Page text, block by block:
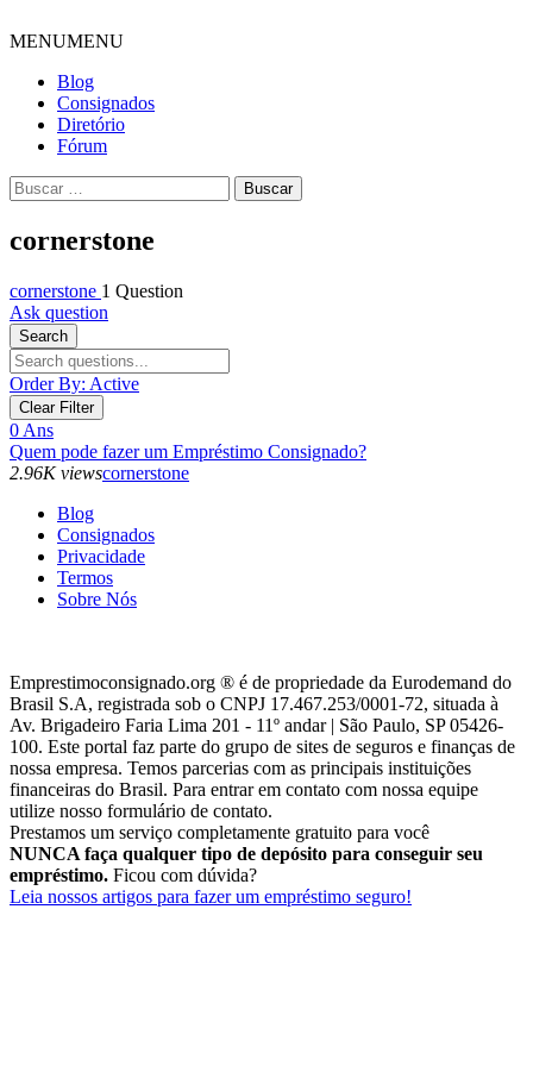
MENUMENU
Blog
Consignados
Diretório
Fórum
cornerstone
cornerstone 1 Question
Ask question
Search
Order By: Active
Clear Filter
0 Ans
Quem pode fazer um Empréstimo Consignado?
2.96K viewscornerstone
Blog
Consignados
Privacidade
Termos
Sobre Nós
Emprestimoconsignado.org ® é de propriedade da Eurodemand do
Brasil S.A, registrada sob o CNPJ 17.467.253/0001-72, situada à
Av. Brigadeiro Faria Lima 201 - 11º andar | São Paulo, SP 05426-
100. Este portal faz parte do grupo de sites de seguros e finanças de
nossa empresa. Temos parcerias com as principais instituições
financeiras do Brasil. Para entrar em contato com nossa equipe
utilize nosso formulário de contato.
Prestamos um serviço completamente gratuito para você
NUNCA faça qualquer tipo de depósito para conseguir seu
empréstimo. Ficou com dúvida?
Leia nossos artigos para fazer um empréstimo seguro!